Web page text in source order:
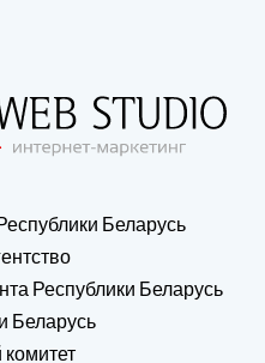
Беларусь
Республики Беларусь
Беларусь